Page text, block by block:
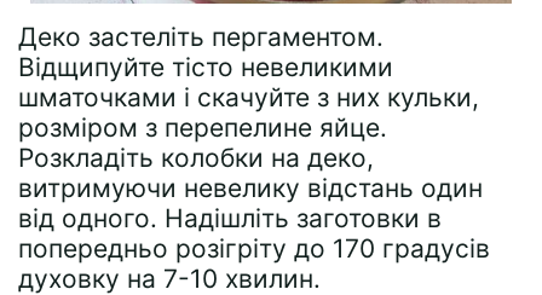
Деко застеліть пергаментом.
Відщипуйте тісто невеликими
шматочками і скачуйте з них кульки,
розміром з перепелине яйце.
Розкладіть колобки на деко,
витримуючи невелику відстань один
від одного. Надішліть заготовки в
попередньо розігріту до 170 градусів
духовку на 7-10 хвилин.